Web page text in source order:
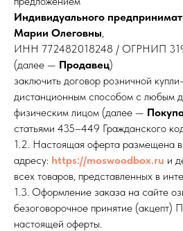
Индивидуального
Марии Олеговны,
ИНН 772482018248 / ОГРНИП
(далее — Продавец)
заключить договор розничной
дистанционным способом с любым
физическим лицом (далее —
статьями 435–449 Гражданского
1.2. Настоящая оферта размещена
адресу: https://moswoodbox.ru и
всех товаров, представленных в
1.3. Оформление заказа на сайте
безоговорочное принятие (акцепт)
настоящей оферты.